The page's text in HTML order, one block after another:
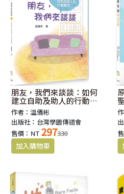
朋友，我們來談談：如何
建立自助及助人的行動模
式
作者：溫儀彬
出版社：台灣學園傳道會
售價：NT 297330